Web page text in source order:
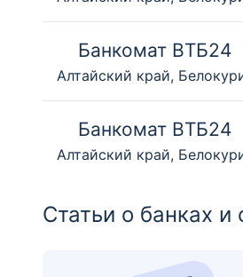
Банкомат ВТБ24
Алтайский край,
Банкомат ВТБ24
Алтайский край,
Статьи о банках и